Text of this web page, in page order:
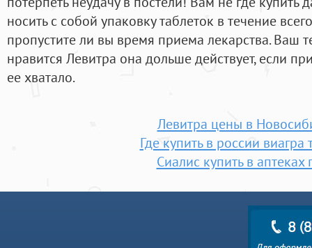
носить с собой упаковку таблеток в течение
пропустите ли вы время приема лекарства. Ваш
нравится Левитра она дольше действует, если
ее хватало.
Левитра цены в
Где купить в россии виагра
Сиалис купить в аптеках